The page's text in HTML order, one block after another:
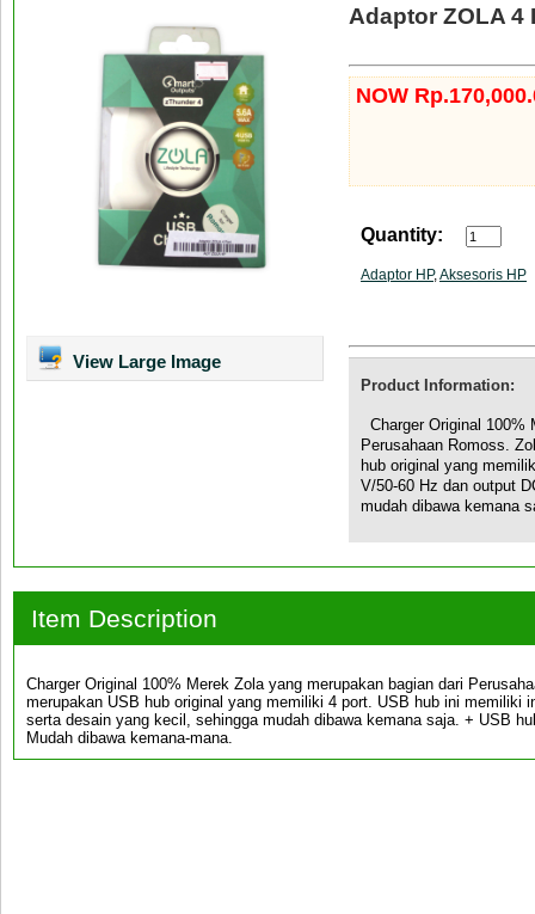
View Large Image
Adaptor ZOLA 4
NOW
Quantity:
Adaptor HP,Aksesoris HP
Product Information:
Charger Original 100%
Perusahaan Romoss.
hub original yang
V/50-60 Hz dan output
mudah dibawa kemana
Item Description
Charger Original 100% Merek Zola yang merupakan bagian dari
merupakan USB hub original yang memiliki 4 port. USB hub ini memiliki
serta desain yang kecil, sehingga mudah dibawa kemana saja. + USB
Mudah dibawa kemana-mana.